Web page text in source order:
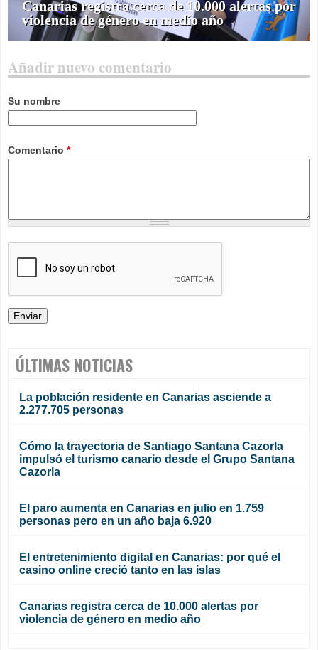
Canarias registra cerca de 10.000 alertas por
violencia de género en medio año
Añadir nuevo comentario
Su nombre
Comentario *
ÚLTIMAS NOTICIAS
La población residente en Canarias asciende a
2.277.705 personas
Cómo la trayectoria de Santiago Santana Cazorla
impulsó el turismo canario desde el Grupo Santana
Cazorla
El paro aumenta en Canarias en julio en 1.759
personas pero en un año baja 6.920
El entretenimiento digital en Canarias: por qué el
casino online creció tanto en las islas
Canarias registra cerca de 10.000 alertas por
violencia de género en medio año